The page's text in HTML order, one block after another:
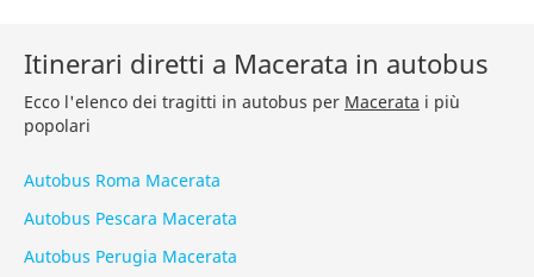
Itinerari diretti a Macerata in autobus
Ecco l'elenco dei tragitti in autobus per Macerata i più
popolari
Autobus Roma Macerata
Autobus Pescara Macerata
Autobus Perugia Macerata